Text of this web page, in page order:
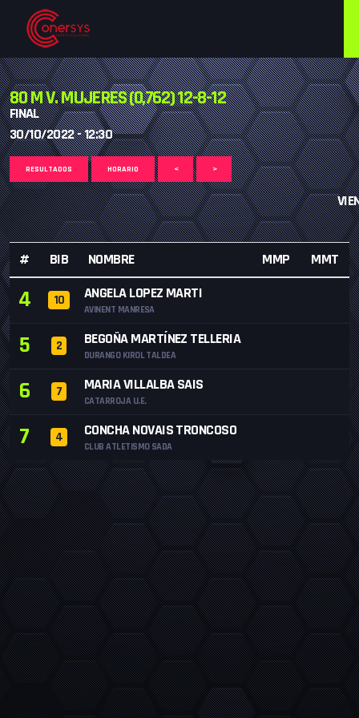
80 M V. MUJERES (0,762) 12-8-12
FINAL
30/10/2022 - 12:30
RESULTADOS HORARIO < >
# BIB NOMBRE MMP MMT
4 10 ANGELA LOPEZ MARTI
AVINENT MANRESA
5 2 BEGOÑA MARTÍNEZ TELLERIA
DURANGO KIROL TALDEA
6 7 MARIA VILLALBA SAIS
CATARROJA U.E.
7 4 CONCHA NOVAIS TRONCOSO
CLUB ATLETISMO SADA